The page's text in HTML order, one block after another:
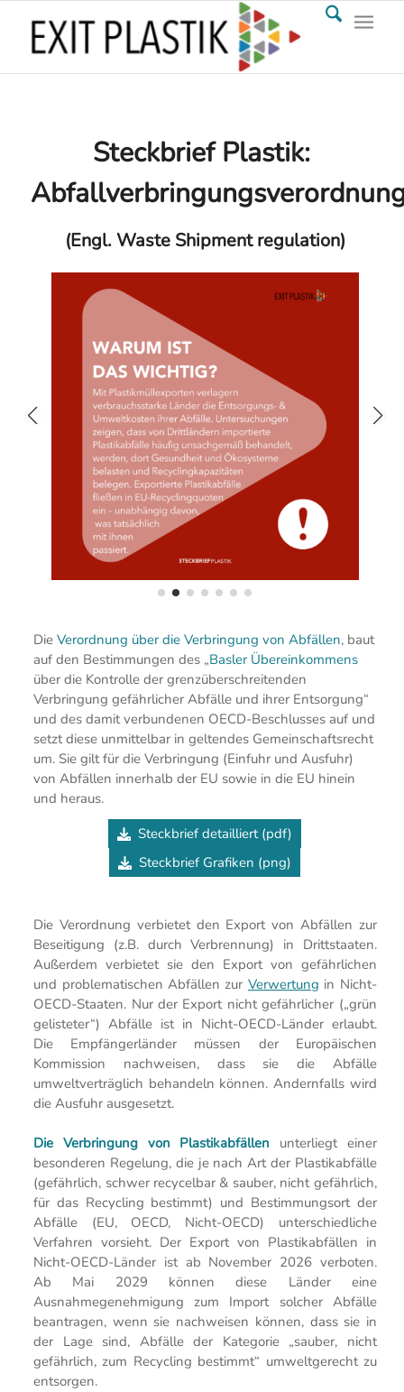
Steckbrief Plastik:
(Engl. Waste Shipment regulation)
DieVerordnung über die Verbringung von Abfällen, baut
auf den Bestimmungen des „Basler Übereinkommens
über die Kontrolle der grenzüberschreitenden
Verbringung gefährlicher Abfälle und ihrer Entsorgung“
und des damit verbundenen OECD-Beschlusses auf und
setzt diese unmittelbar in geltendes Gemeinschaftsrecht
um. Sie gilt für die Verbringung (Einfuhr und Ausfuhr)
von Abfällen innerhalb der EU sowie in die EU hinein
und heraus.
Steckbrief detailliert (pdf)
Steckbrief Grafiken (png)
Die Verordnung verbietet den Export von Abfällen zur
Beseitigung (z.B. durch Verbrennung) in Drittstaaten.
Außerdem verbietet sie den Export von gefährlichen
und problematischen Abfällen zur Verwertung in Nicht-
OECD-Staaten. Nur der Export nicht gefährlicher („grün
gelisteter“) Abfälle ist in Nicht-OECD-Länder erlaubt.
Die Empfängerländer müssen der Europäischen
Kommission nachweisen, dass sie die Abfälle
umweltverträglich behandeln können. Andernfalls wird
die Ausfuhr ausgesetzt.
Die Verbringung von Plastikabfällen unterliegt einer
besonderen Regelung, die je nach Art der Plastikabfälle
(gefährlich, schwer recycelbar & sauber, nicht gefährlich,
für das Recycling bestimmt) und Bestimmungsort der
Abfälle (EU, OECD, Nicht-OECD) unterschiedliche
Verfahren vorsieht. Der Export von Plastikabfällen in
Nicht-OECD-Länder ist ab November 2026 verboten.
Ab Mai 2029 können diese Länder eine
Ausnahmegenehmigung zum Import solcher Abfälle
beantragen, wenn sie nachweisen können, dass sie in
der Lage sind, Abfälle der Kategorie „sauber, nicht
gefährlich, zum Recycling bestimmt“ umweltgerecht zu
entsorgen.